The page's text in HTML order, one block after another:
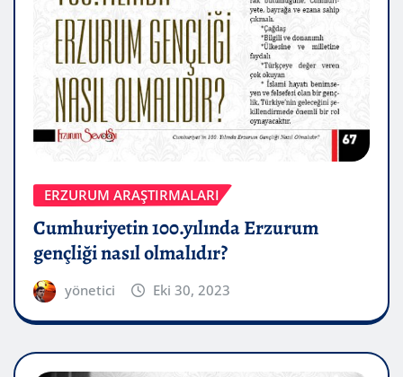
ERZURUM ARAŞTIRMALARI
Cumhuriyetin 100.yılında Erzurum
gençliği nasıl olmalıdır?
yönetici Eki 30, 2023